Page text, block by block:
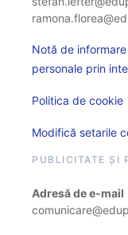
Notă de
personale prin
Politica de cookie
Modifică setarile
PUBLICITATE ȘI
Adresă de e-mail